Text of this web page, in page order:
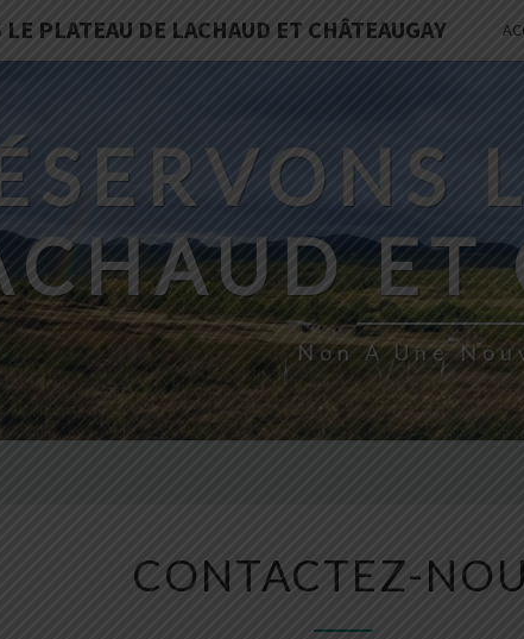
PLATEAU DE LACHAUD ET CHÂTEAUGAY
ET
Non À Une
NOUS
CONTACTEZ-